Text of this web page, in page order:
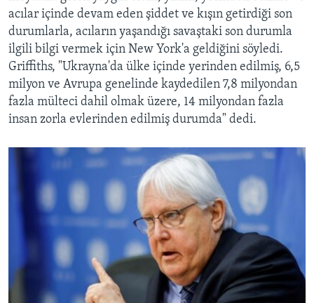
acılar içinde devam eden şiddet ve kışın getirdiği son
durumlarla, acıların yaşandığı savaştaki son durumla
ilgili bilgi vermek için New York'a geldiğini söyledi.
Griffiths, "Ukrayna'da ülke içinde yerinden edilmiş, 6,5
milyon ve Avrupa genelinde kaydedilen 7,8 milyondan
fazla mülteci dahil olmak üzere, 14 milyondan fazla
insan zorla evlerinden edilmiş durumda" dedi.